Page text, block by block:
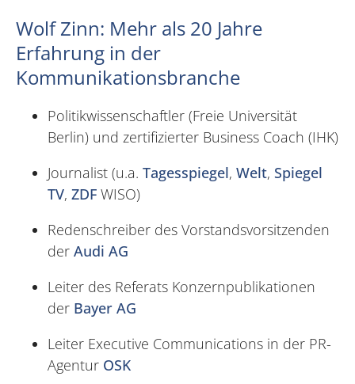
Wolf Zinn: Mehr als 20 Jahre
Erfahrung in der
Kommunikationsbranche
Politikwissenschaftler (Freie Universität
Berlin) und zertifizierter Business Coach (IHK)
Journalist (u.a. Tagesspiegel, Welt, Spiegel
TV, ZDF WISO)
Redenschreiber des Vorstandsvorsitzenden
der Audi AG
Leiter des Referats Konzernpublikationen
der Bayer AG
Leiter Executive Communications in der PR-
Agentur OSK